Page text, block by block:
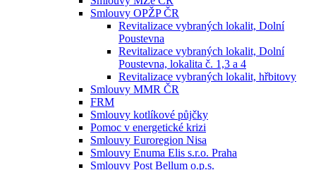
Smlouvy OPŽP ČR
Revitalizace vybraných lokalit, Dolní
Poustevna
Revitalizace vybraných lokalit, Dolní
Poustevna, lokalita č. 1,3 a 4
Revitalizace vybraných lokalit, hřbitovy
Smlouvy MMR ČR
FRM
Smlouvy kotlíkové půjčky
Pomoc v energetické krizi
Smlouvy Euroregion Nisa
Smlouvy Enuma Elis s.r.o. Praha
Smlouvy Post Bellum o.p.s.